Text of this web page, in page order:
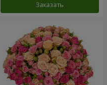
Заказать